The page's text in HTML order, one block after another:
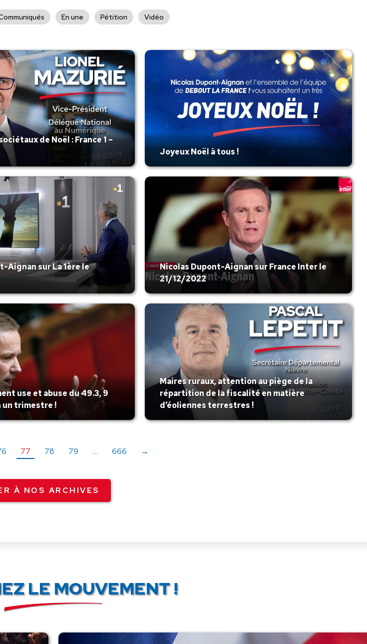
En une Pétition Vidéo
de Noël : France 1 –
Joyeux Noël à tous !
Aignan sur La 1ère le
Nicolas Dupont-Aignan sur France Inter le
21/12/2022
use et abuse du 49.3, 9
trimestre !
Maires ruraux, attention au piège de la
répartition de la fiscalité en matière
d’éoliennes terrestres !
77 78 79 … 666 →
À NOS ARCHIVES
LE MOUVEMENT !